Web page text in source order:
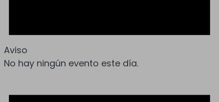
Aviso
No hay ningún evento este día.